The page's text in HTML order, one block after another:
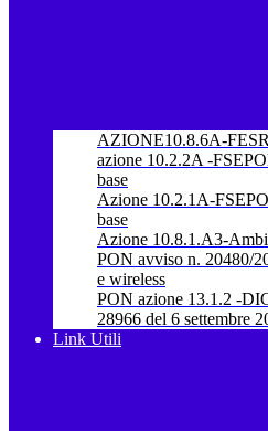
AZIONE10.8.6A-
azione 10.2.2A -
base
Azione 10.2.1A-
base
Azione 10.8.1.A3-
PON avviso n. 20480/
e wireless
PON azione 13.1.2 -
28966 del 6 settembre
Link Utili